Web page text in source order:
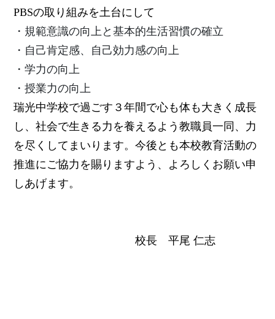
PBSの取り組みを土台にして
・規範意識の向上と基本的生活習慣の確立
・自己肯定感、自己効力感の向上
・学力の向上
・授業力の向上
瑞光中学校で過ごす３年間で心も体も大きく成長
し、社会で生きる力を養えるよう教職員一同、力
を尽くしてまいります。今後とも本校教育活動の
推進にご協力を賜りますよう、よろしくお願い申
しあげます。
校長 平尾 仁志